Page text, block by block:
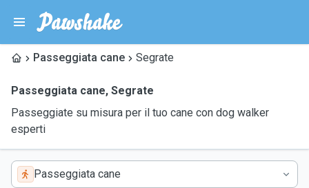
Passeggiata cane Segrate
Passeggiata cane, Segrate
Passeggiate su misura per il tuo cane con dog walker
esperti
Passeggiata cane